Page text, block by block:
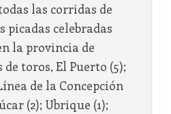
las corridas de
picadas celebradas
la provincia de
de toros, El Puerto (5);
de la Concepción
(2); Ubrique (1);